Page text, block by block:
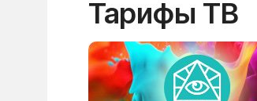
Тарифы ТВ